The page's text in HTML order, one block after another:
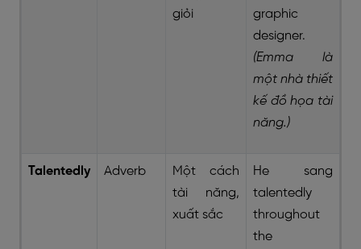
giỏi
graphic
designer.
(Emma là
một nhà thiết
kế đồ họa tài
năng.)
Talentedly Adverb
Một cách
tài năng,
xuất sắc
He sang
talentedly
throughout
the